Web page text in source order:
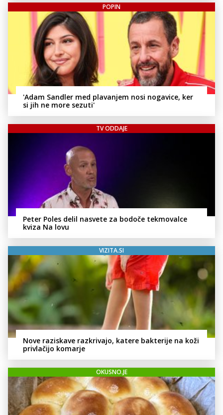
POPIN
'Adam Sandler med plavanjem nosi nogavice, ker
si jih ne more sezuti'
TV ODDAJE
Peter Poles delil nasvete za bodoče tekmovalce
kviza Na lovu
VIZITA.SI
Nove raziskave razkrivajo, katere bakterije na koži
privlačijo komarje
OKUSNO.JE